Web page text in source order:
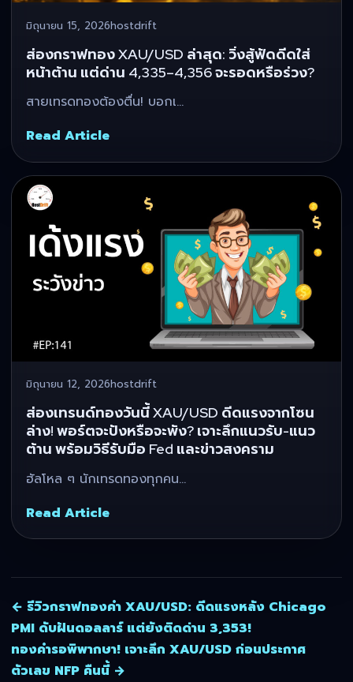
มิถุนายน 15, 2026hostdrift
ส่องกราฟทอง XAU/USD ล่าสุด: วิ่งสู้ฟัดดีดใส่
หน้าต้าน แต่ด่าน 4,335–4,356 จะรอดหรือร่วง?
สายเทรดทองต้องตื่น! บอกเ…
Read Article
มิถุนายน 12, 2026hostdrift
ส่องเทรนด์ทองวันนี้ XAU/USD ดีดแรงจากโซน
ล่าง! พอร์ตจะปังหรือจะพัง? เจาะลึกแนวรับ-แนว
ต้าน พร้อมวิธีรับมือ Fed และข่าวสงคราม
ฮัลโหล ๆ นักเทรดทองทุกคน…
Read Article
← รีวิวกราฟทองคำ XAU/USD: ดีดแรงหลัง Chicago
PMI ดับฝันดอลลาร์ แต่ยังติดด่าน 3,353!
ทองคำรอพิพากษา! เจาะลึก XAU/USD ก่อนประกาศ
ตัวเลข NFP คืนนี้ →